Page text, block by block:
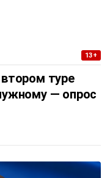
13+
туре
— опрос